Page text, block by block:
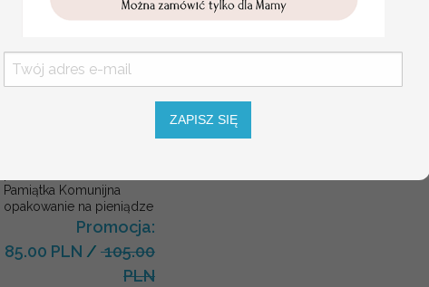
Pamiątka Komunijna
opakowanie na pieniądze
Promocja:
85.00 PLN / 105.00
PLN
Dopłata 40% do wartości zamówienia
w 7 dni roboczych od akceptacji
WIELKOŚĆ RAMY
ZAPISZ SIĘ